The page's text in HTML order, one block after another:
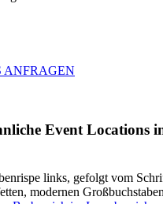
ANFRAGEN
Event Locations